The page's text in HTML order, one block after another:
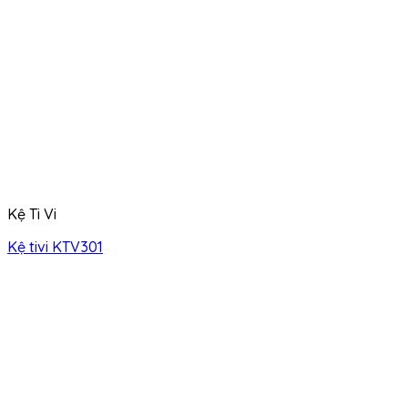
Kệ Ti Vi
Kệ tivi KTV301